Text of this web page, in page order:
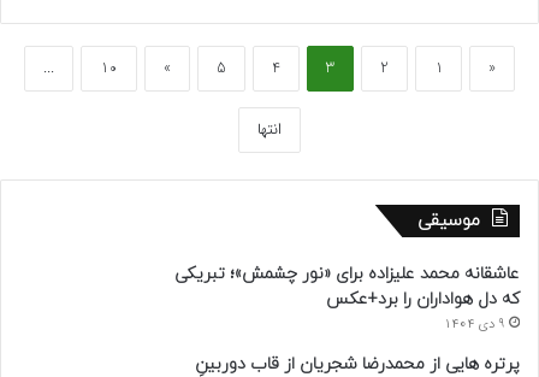
«
1
2
3
4
5
»
10
...
انتها
موسیقی
عاشقانه محمد علیزاده برای «نور چشمش»؛ تبریکی
که دل هواداران را برد+عکس
9 دی 1404
پرتره هایی از محمدرضا شجریان از قاب دوربینِ